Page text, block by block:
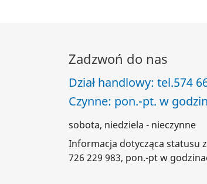
Zadzwoń do nas
Dział handlowy: tel.574
Czynne: pon.-pt. w
sobota, niedziela - nieczynne
Informacja dotycząca statusu
726 229 983, pon.-pt w